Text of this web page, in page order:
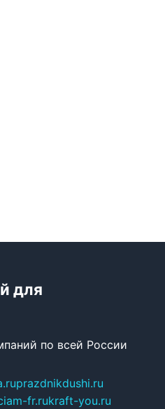
для
по всей России
prazdnikdushi.ru
fr.rukraft-you.ru